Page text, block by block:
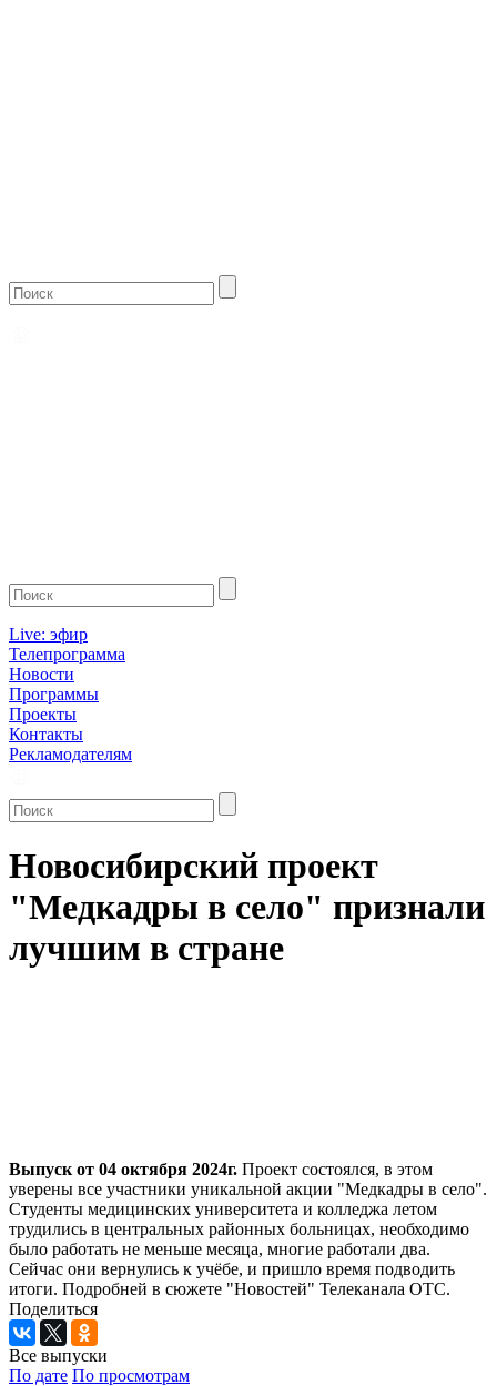
Live: эфир
Телепрограмма
Новости
Программы
Проекты
Контакты
Рекламодателям
Новосибирский проект
"Медкадры в село" признали
лучшим в стране
Выпуск от 04 октября 2024г. Проект состоялся, в этом
уверены все участники уникальной акции "Медкадры в село".
Студенты медицинских университета и колледжа летом
трудились в центральных районных больницах, необходимо
было работать не меньше месяца, многие работали два.
Сейчас они вернулись к учёбе, и пришло время подводить
итоги. Подробней в сюжете "Новостей" Телеканала ОТС.
Поделиться
Все выпуски
По дате По просмотрам